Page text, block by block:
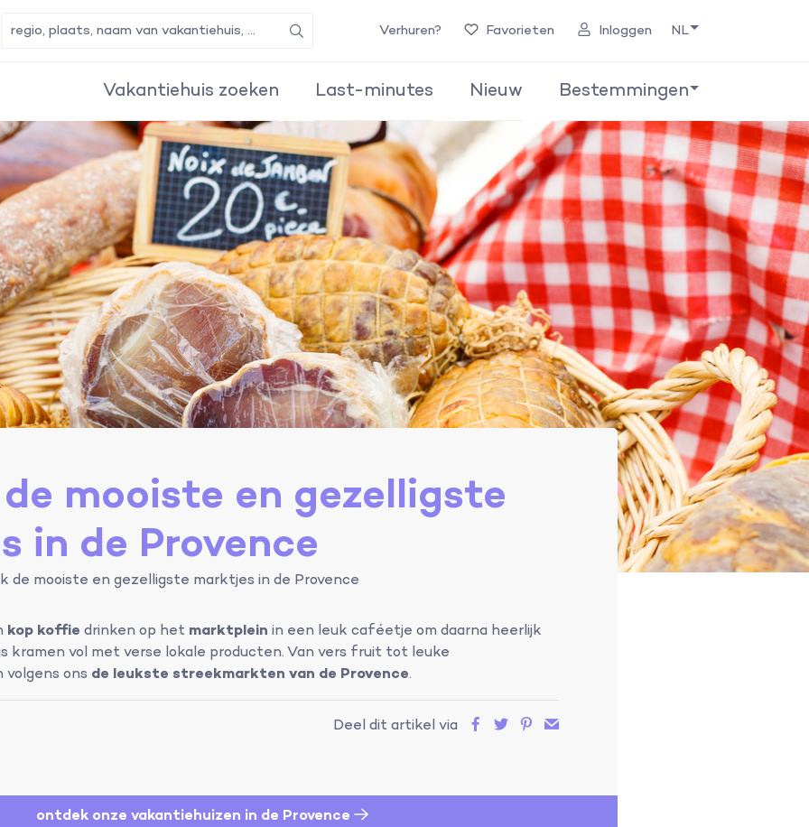
Zoeken Verhuren? Favorieten Inloggen NL
Vakantiehuis zoeken Last-minutes Nieuw Bestemmingen
mooiste en gezelligste
in de Provence
de mooiste en gezelligste marktjes in de Provence
kop koffie drinken op het marktplein in een leuk caféetje om daarna heerlijk
kramen vol met verse lokale producten. Van vers fruit tot leuke
ons de leukste streekmarkten van de Provence.
Deel dit artikel via
ontdek onze vakantiehuizen in de Provence